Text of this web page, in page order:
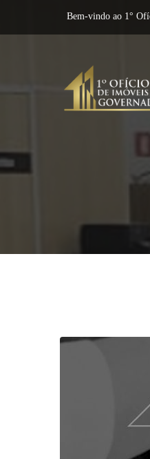
Bem-vindo ao 1°